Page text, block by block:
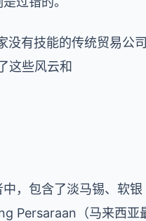
有技能的传统贸易公
这些风云和
中，包含了淡马锡、软
Persaraan （马来西